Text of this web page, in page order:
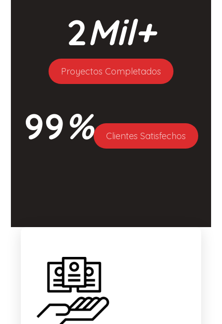
2Mil+
Proyectos Completados
99% Clientes Satisfechos